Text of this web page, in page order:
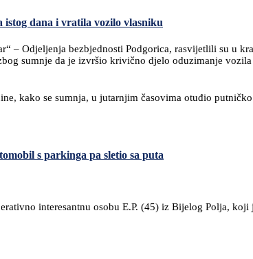
dana i vratila vozilo vlasniku
– Odjeljenja bezbjednosti Podgorica, rasvijetlili su
sumnje da je izvršio krivično djelo oduzimanje
kako se sumnja, u jutarnjim časovima otuđio
s parkinga pa sletio sa puta
interesantnu osobu E.P. (45) iz Bijelog Polja,